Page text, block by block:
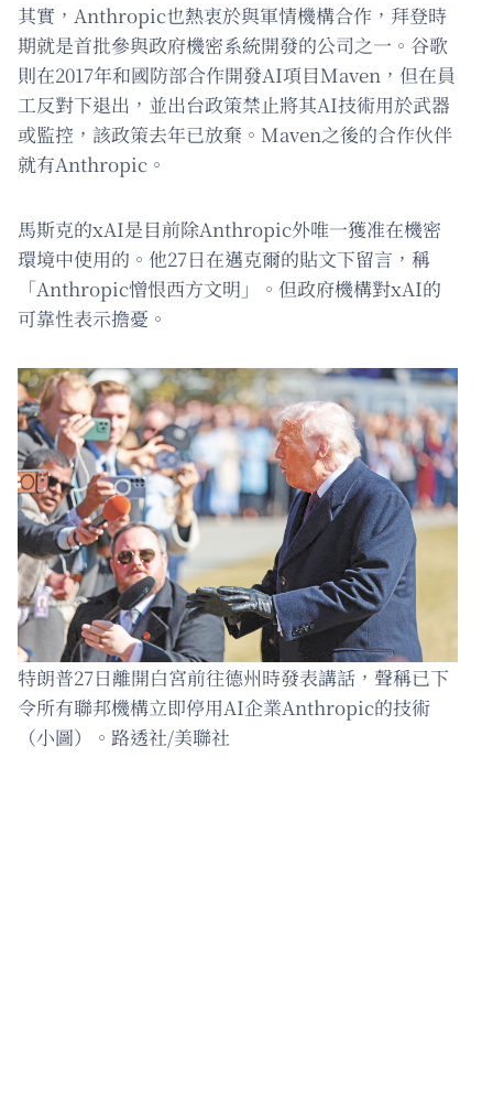
其實，Anthropic也熱衷於與軍情機構合作，拜登時
期就是首批參與政府機密系統開發的公司之一。谷歌
則在2017年和國防部合作開發AI項目Maven，但在員
工反對下退出，並出台政策禁止將其AI技術用於武器
或監控，該政策去年已放棄。Maven之後的合作伙伴
就有Anthropic。
馬斯克的xAI是目前除Anthropic外唯一獲准在機密
環境中使用的。他27日在邁克爾的貼文下留言，稱
「Anthropic憎恨西方文明」。但政府機構對xAI的
可靠性表示擔憂。
特朗普27日離開白宮前往德州時發表講話，聲稱已下
令所有聯邦機構立即停用AI企業Anthropic的技術
（小圖）。路透社/美聯社